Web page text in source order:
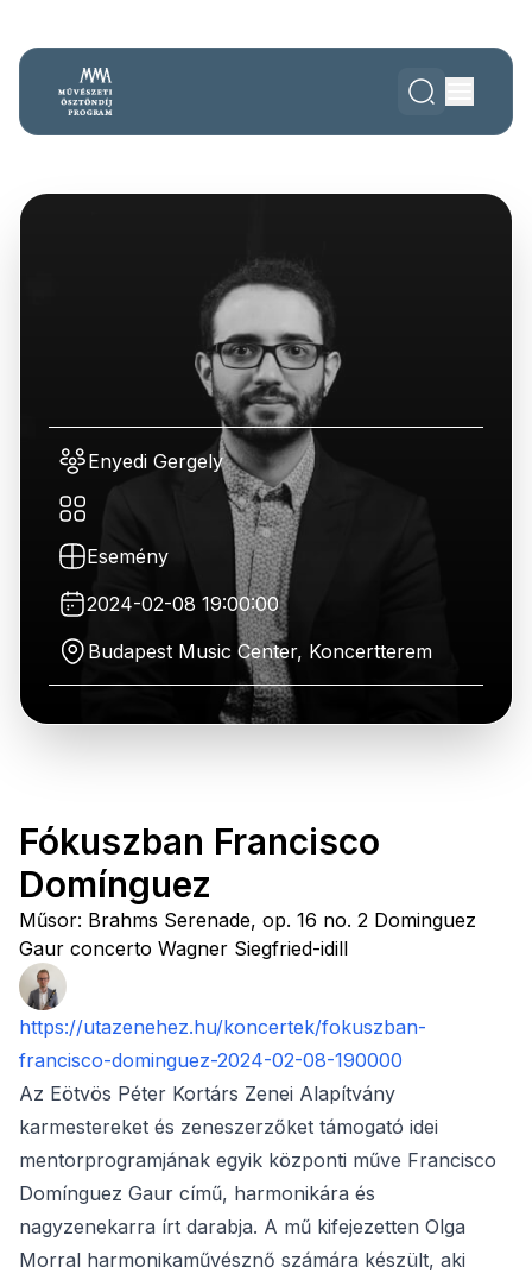
Enyedi Gergely
Esemény
2024-02-08 19:00:00
Budapest Music Center, Koncertterem
Fókuszban Francisco
Domínguez
Műsor: Brahms Serenade, op. 16 no. 2 Dominguez
Gaur concerto Wagner Siegfried-idill
https://utazenehez.hu/koncertek/fokuszban-
francisco-dominguez-2024-02-08-190000
Az Eötvös Péter Kortárs Zenei Alapítvány
karmestereket és zeneszerzőket támogató idei
mentorprogramjának egyik központi műve Francisco
Domínguez Gaur című, harmonikára és
nagyzenekarra írt darabja. A mű kifejezetten Olga
Morral harmonikaművésznő számára készült, aki